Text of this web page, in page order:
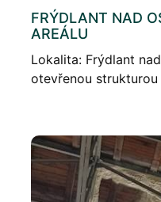
FRÝDLANT NAD
AREÁLU
Lokalita: Frýdlant
otevřenou